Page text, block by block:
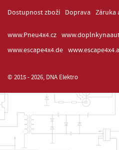
Dostupnost zboží Doprava Záruka
www.Pneu4x4.cz
www.escape4x4.de
© 2015 - 2026, DNA Elektro